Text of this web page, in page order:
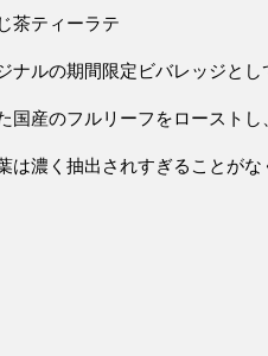
茶ティーラテ
ナルの期間限定ビバレッジと
国産のフルリーフをロースト
は濃く抽出されすぎることが